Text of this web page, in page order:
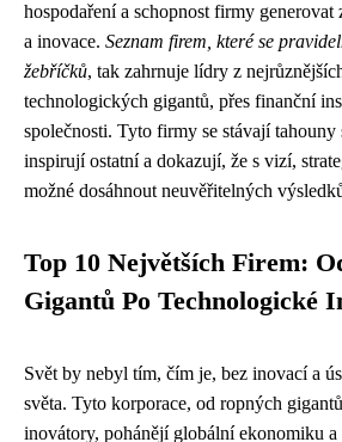
hospodaření a schopnost firmy
a inovace. Seznam firem, které se
žebříčků, tak zahrnuje lídry z
technologických gigantů, přes finanční
společnosti. Tyto firmy se stávají
inspirují ostatní a dokazují, že s vizí,
možné dosáhnout neuvěřitelných
Top 10 Největších Firem:
Gigantů Po Technologické
Svět by nebyl tím, čím je, bez inovací a
světa. Tyto korporace, od ropných
inovátory, pohánějí globální ekonomiku a